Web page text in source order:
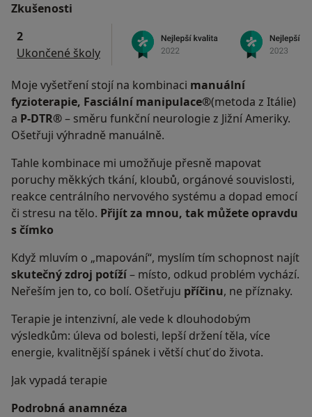
Zkušenosti
2
Ukončené školy
Moje vyšetření stojí na kombinaci manuální
fyzioterapie, Fasciální manipulace®(metoda z Itálie)
a P-DTR®– směru funkční neurologie z Jižní Ameriky.
Ošetřuji výhradně manuálně.
Tahle kombinace mi umožňuje přesně mapovat
poruchy měkkých tkání, kloubů, orgánové souvislosti,
reakce centrálního nervového systému a dopad emocí
či stresu na tělo. Přijít za mnou, tak můžete opravdu
s čímko
Když mluvím o „mapování“, myslím tím schopnost najít
skutečný zdroj potíží– místo, odkud problém vychází.
Neřeším jen to, co bolí. Ošetřuju příčinu, ne příznaky.
Terapie je intenzivní, ale vede k dlouhodobým
výsledkům: úleva od bolesti, lepší držení těla, více
energie, kvalitnější spánek i větší chuť do života.
Jak vypadá terapie​
Podrobná anamnéza